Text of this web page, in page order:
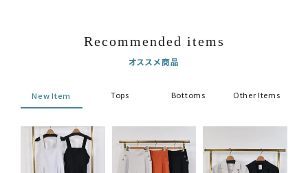
Recommended items
オススメ商品
New Item Tops Bottoms Other Items